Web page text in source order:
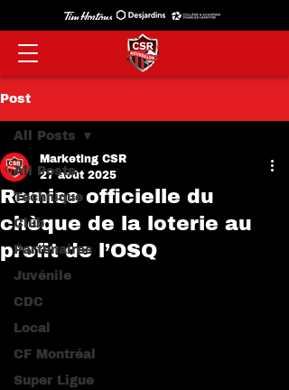
Post
All Posts
Technique
Club
Partenaires
Juvénile
CDC
Local
CF Montréal
Super Ligue
All Posts
Remise officielle du
chèque de la loterie au
profit de l’OSQ
Marketing CSR
27 août 2025